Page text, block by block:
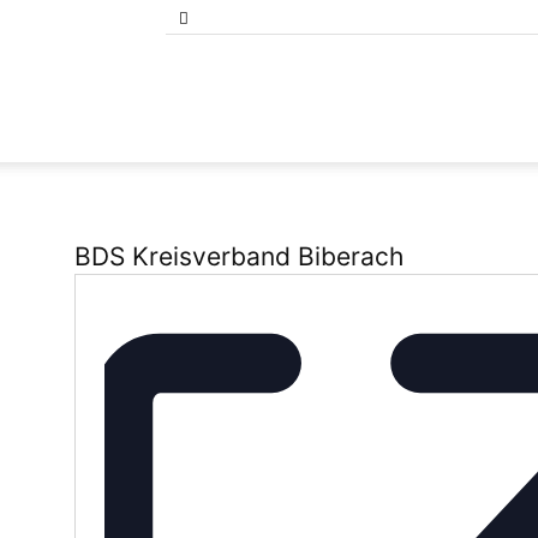
BDS Kreisverband Biberach